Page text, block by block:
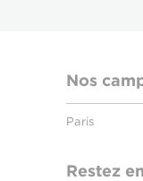
Nos
Paris
Restez